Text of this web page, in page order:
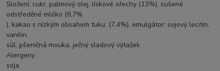
Složení: cukr, palmový olej, lískové ořechy (13%), sušené
odstředěné mléko (8,7%
), kakao s nízkým obsahem tuku: (7,4%), emulgátor: sojový lecitin,
vanilin,
sůl, pšeničná mouka, ječný sladový výtažek.
Alergeny :
soja